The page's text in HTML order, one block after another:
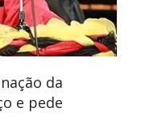
da
e pede